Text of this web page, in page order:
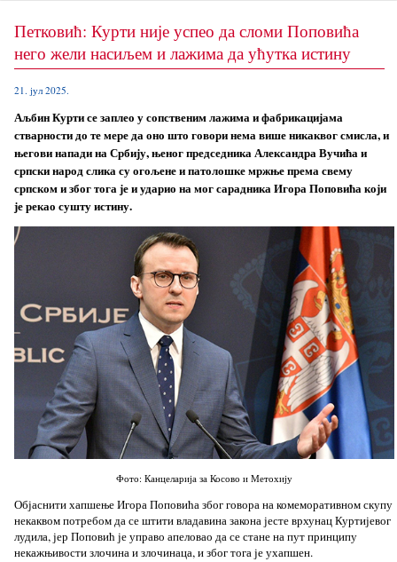
Петковић: Курти није успео да сломи Поповића
него жели насиљем и лажима да ућутка истину
21. јул 2025.
Аљбин Курти се заплео у сопственим лажима и фабрикацијама
стварности до те мере да оно што говори нема више никаквог смисла, и
његови напади на Србију, њеног председника Александра Вучића и
српски народ слика су огољене и патолошке мржње према свему
српском и због тога је и ударио на мог сарадника Игора Поповића који
је рекао сушту истину.
Фото: Канцеларија за Косово и Метохију
Објаснити хапшење Игора Поповића због говора на комеморативном скупу
некаквом потребом да се штити владавина закона јесте врхунац Куртијевог
лудила, јер Поповић је управо апеловао да се стане на пут принципу
некажњивости злочина и злочинаца, и због тога је ухапшен.